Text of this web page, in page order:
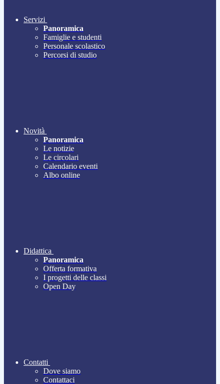
Servizi
Panoramica
Famiglie e studenti
Personale scolastico
Percorsi di studio
Novità
Panoramica
Le notizie
Le circolari
Calendario eventi
Albo online
Didattica
Panoramica
Offerta formativa
I progetti delle classi
Open Day
Contatti
Dove siamo
Contattaci